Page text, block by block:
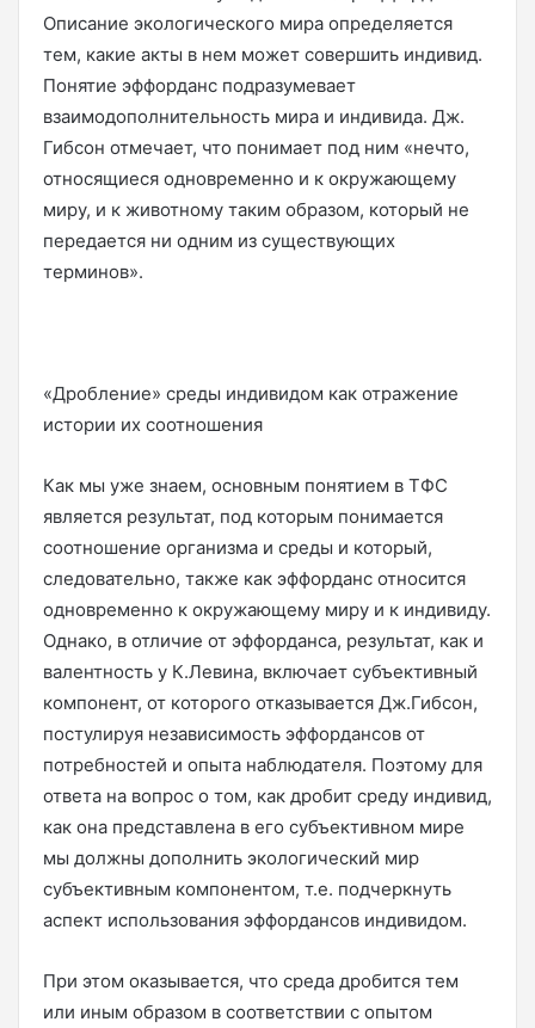
Описание экологического мира определяется
тем, какие акты в нем может совершить индивид.
Понятие эффорданс подразумевает
взаимодополнительность мира и индивида. Дж.
Гибсон отмечает, что понимает под ним «нечто,
относящиеся одновременно и к окружающему
миру, и к животному таким образом, который не
передается ни одним из существующих
терминов».
«Дробление» среды индивидом как отражение
истории их соотношения
Как мы уже знаем, основным понятием в ТФС
является результат, под которым понимается
соотношение организма и среды и который,
следовательно, также как эффорданс относится
одновременно к окружающему миру и к индивиду.
Однако, в отличие от эффорданса, результат, как и
валентность у К.Левина, включает субъективный
компонент, от которого отказывается Дж.Гибсон,
постулируя независимость эффордансов от
потребностей и опыта наблюдателя. Поэтому для
ответа на вопрос о том, как дробит среду индивид,
как она представлена в его субъективном мире
мы должны дополнить экологический мир
субъективным компонентом, т.е. подчеркнуть
аспект использования эффордансов индивидом.
При этом оказывается, что среда дробится тем
или иным образом в соответствии с опытом